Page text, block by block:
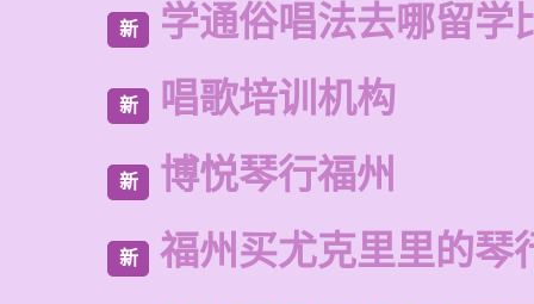
新 学通俗唱法去哪留学
新 唱歌培训机构
新 博悦琴行福州
新 福州买尤克里里的琴